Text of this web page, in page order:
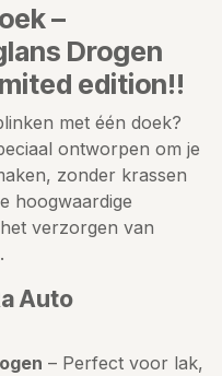
–
Drogen
edition!!
met één doek?
ontworpen om je
zonder krassen
hoogwaardige
verzorgen van
Auto
– Perfect voor lak,